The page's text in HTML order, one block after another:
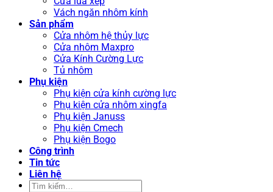
Vách ngăn nhôm kính
Sản phẩm
Cửa nhôm hệ thủy lực
Cửa nhôm Maxpro
Cửa Kính Cường Lực
Tủ nhôm
Phụ kiện
Phụ kiện cửa kính cường lực
Phụ kiện cửa nhôm xingfa
Phụ kiện Januss
Phụ kiện Cmech
Phụ kiện Bogo
Công trình
Tin tức
Liên hệ
Tìm